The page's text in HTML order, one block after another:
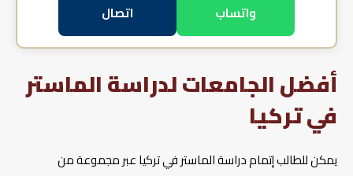
واتساب اتصال
أفضل الجامعات لدراسة الماستر
في تركيا
يمكن للطالب إتمام دراسة الماستر في تركيا عبر مجموعة من